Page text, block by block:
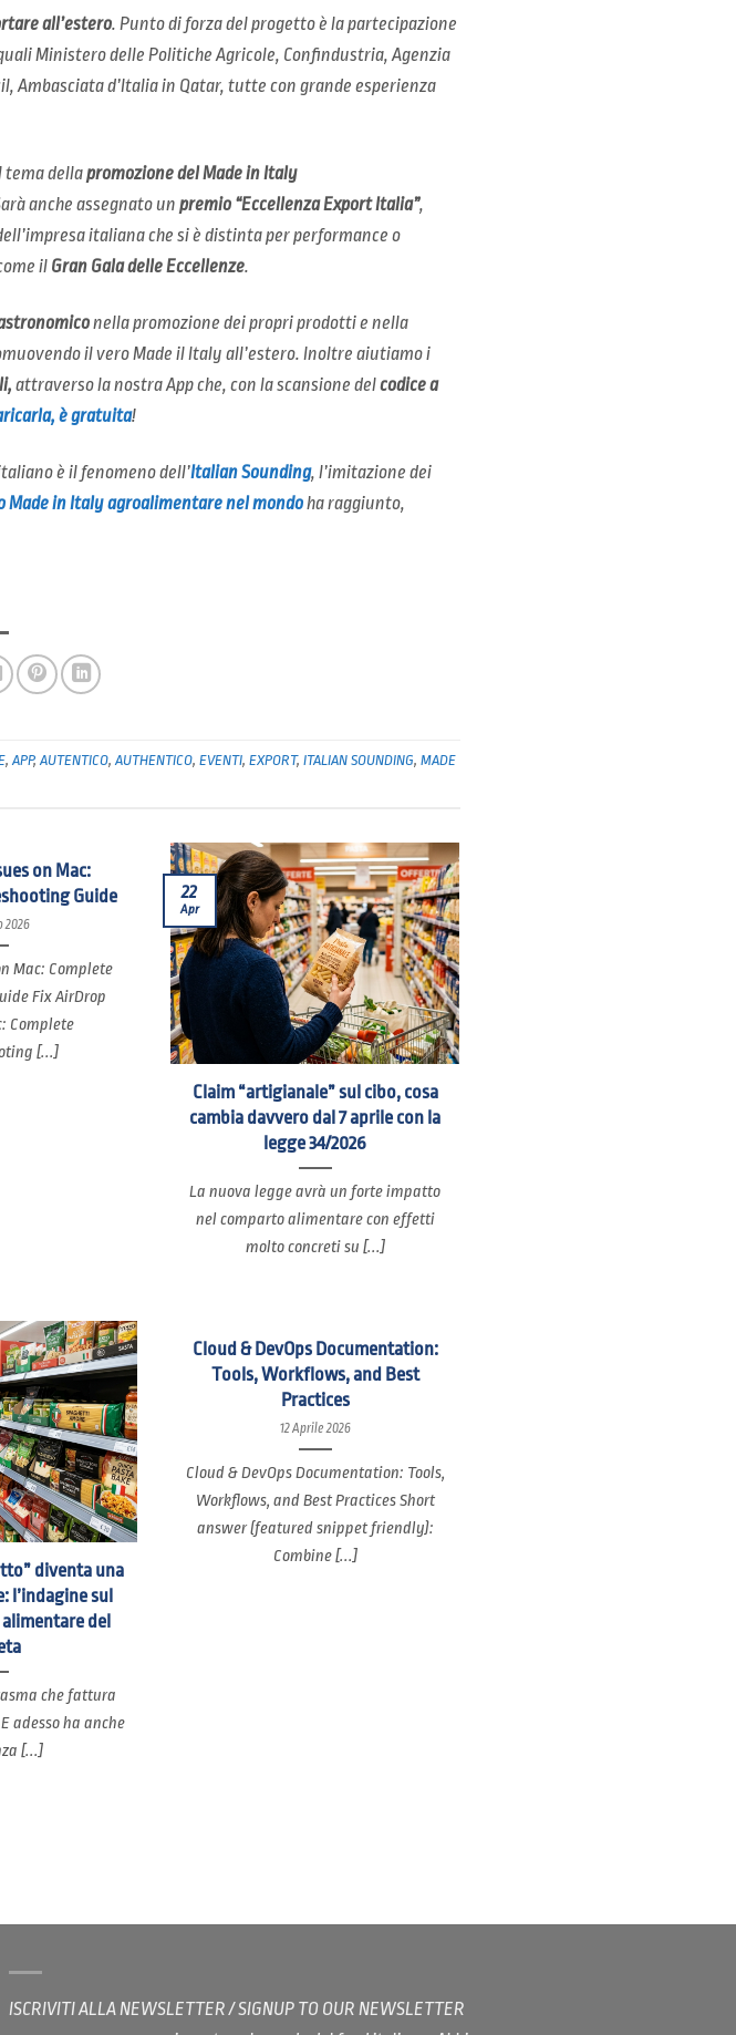
all’estero. Punto di forza del progetto è la partecipazione
Ministero delle Politiche Agricole, Confindustria, Agenzia
Ambasciata d’Italia in Qatar, tutte con grande esperienza
tema dellapromozione del Made in Italy
anche assegnato un premio “Eccellenza Export Italia”,
italiana che si è distinta per performance o
il Gran Gala delle Eccellenze.
nella promozione dei propri prodotti e nella
il vero Made il Italy all’estero. Inoltre aiutiamo i
attraverso la nostra App che, con la scansione delcodice a
è gratuita!
è il fenomeno dell’Italian Sounding, l’imitazione dei
Made in Italy agroalimentare nel mondoha raggiunto,
,APP,AUTENTICO,AUTHENTICO, EVENTI, EXPORT, ITALIAN SOUNDING, MADE
on Mac:
Guide
2026
Mac: Complete
Fix AirDrop
Complete
[...]
Claim “artigianale” sul cibo, cosa
cambia davvero dal 7 aprile con la
legge 34/2026
La nuova legge avrà un forte impatto
nel comparto alimentare con effetti
molto concreti su [...]
22
Apr
diventa una
l’indagine sul
del
che fattura
adesso ha anche
[...]
Cloud & DevOps Documentation:
Tools, Workflows, and Best
Practices
12 Aprile 2026
Cloud & DevOps Documentation: Tools,
Workflows, and Best Practices Short
answer (featured snippet friendly):
Combine [...]
ISCRIVITI ALLA NEWSLETTER / SIGNUP TO OUR NEWSLETTER